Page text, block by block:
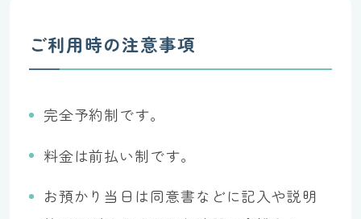
ご利用時の注意事項
完全予約制です。
料金は前払い制です。
お預かり当日は同意書などに記入や説明